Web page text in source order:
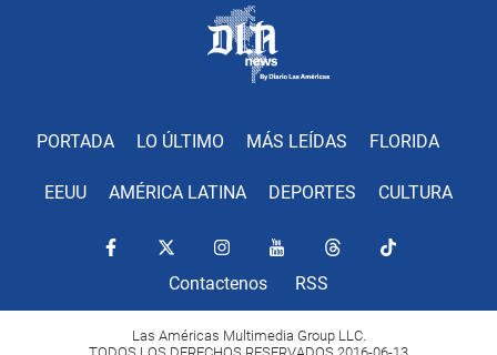
PORTADA LO ÚLTIMO MÁS LEÍDAS FLORIDA
EEUU AMÉRICA LATINA DEPORTES CULTURA
Contactenos RSS
Las Américas Multimedia Group LLC.